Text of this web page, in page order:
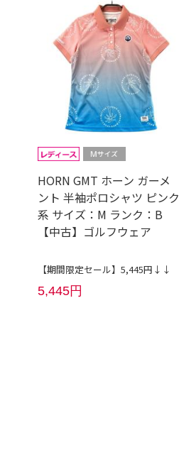
HORN GMT ホーン ガーメ
ント 半袖ポロシャツ ピンク
系 サイズ：M ランク：B
【中古】ゴルフウェア
【期間限定セール】5,445円↓↓
5,445円